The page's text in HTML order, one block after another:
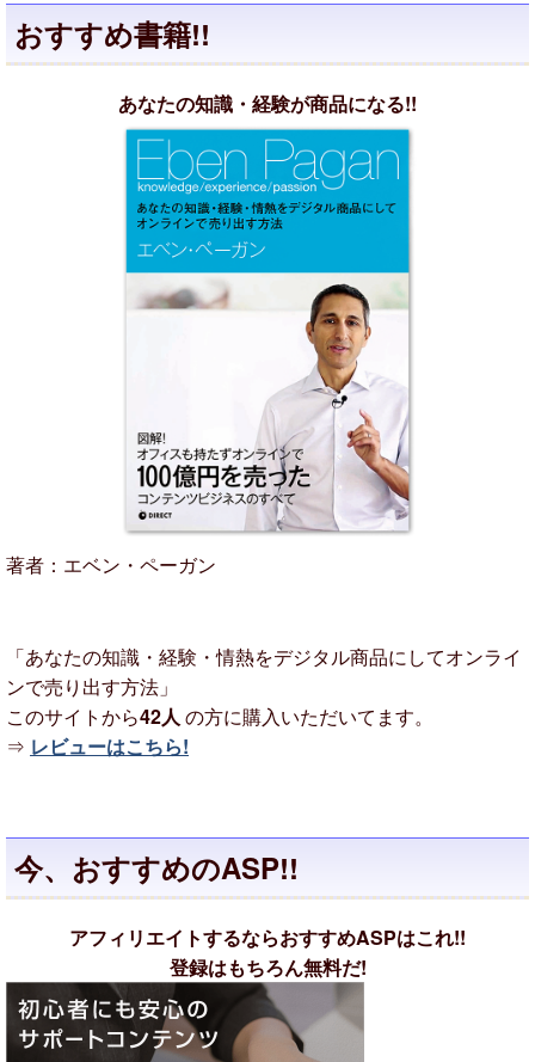
おすすめ書籍!!
あなたの知識・経験が商品になる!!
著者：エベン・ペーガン
「あなたの知識・経験・情熱をデジタル商品にしてオンライ
ンで売り出す方法」
このサイトから42人 の方に購入いただいてます。
⇒ レビューはこちら!
今、おすすめのASP!!
アフィリエイトするならおすすめASPはこれ!!
登録はもちろん無料だ!